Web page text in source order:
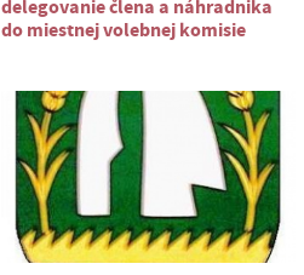
delegovanie člena a náhradnika
do miestnej volebnej komisie